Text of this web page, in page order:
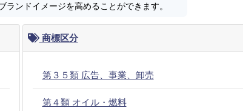
ンドイメージを高めることができます。
商標区分
第３５類 広告、事業、卸売
第４類 オイル・燃料